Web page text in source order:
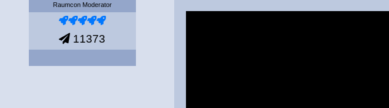
Raumcon Moderator
11373